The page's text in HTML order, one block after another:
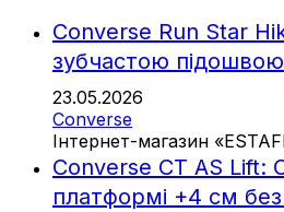
Converse Run Star
зубчастою
23.05.2026
Converse
Інтернет-магазин
Converse CT AS Lift:
платформі +4 см